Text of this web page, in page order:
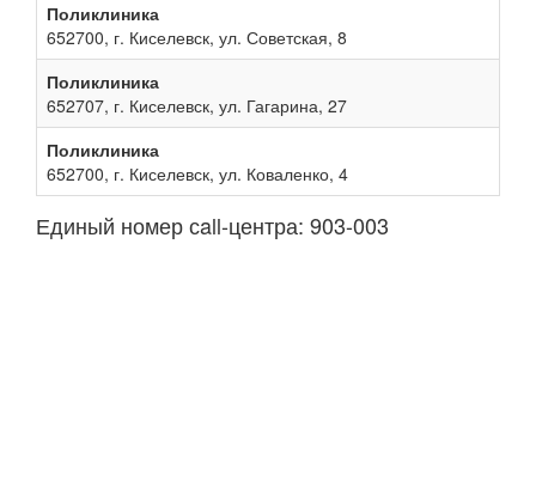
Поликлиника
652700, г. Киселевск, ул. Советская, 8
Поликлиника
652707, г. Киселевск, ул. Гагарина, 27
Поликлиника
652700, г. Киселевск, ул. Коваленко, 4
Единый номер сall-центра: 903-003